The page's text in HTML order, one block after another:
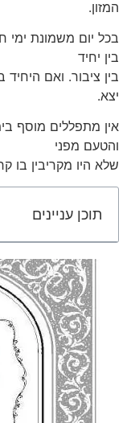
המזון.
בכל יום משמונת
בין יחיד
בין ציבור. ואם
יצא.
אין מתפללים מוסף
והטעם מפני
שלא היו מקריבין בו
תוכן עניינים